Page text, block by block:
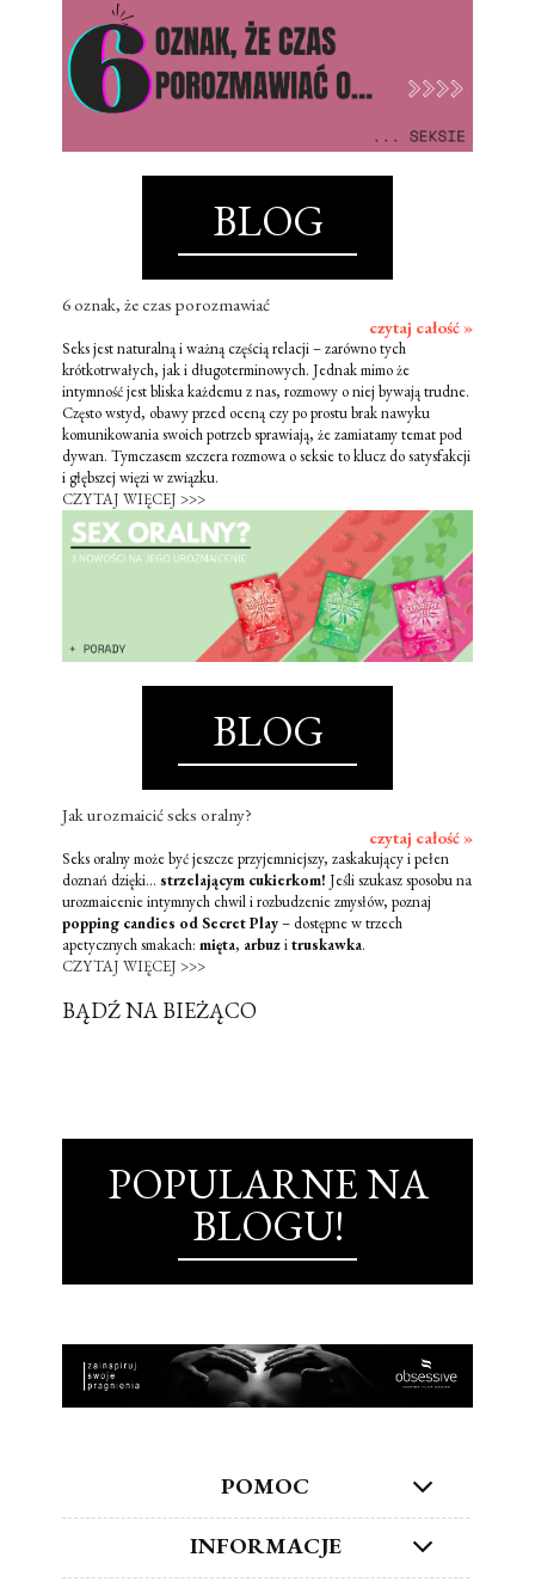
BLOG
6 oznak, że czas porozmawiać
czytaj całość »
Seks jest naturalną i ważną częścią relacji – zarówno tych
krótkotrwałych, jak i długoterminowych. Jednak mimo że
intymność jest bliska każdemu z nas, rozmowy o niej bywają trudne.
Często wstyd, obawy przed oceną czy po prostu brak nawyku
komunikowania swoich potrzeb sprawiają, że zamiatamy temat pod
dywan. Tymczasem szczera rozmowa o seksie to klucz do satysfakcji
i głębszej więzi w związku.
CZYTAJ WIĘCEJ >>>
BLOG
Jak urozmaicić seks oralny?
czytaj całość »
Seks oralny może być jeszcze przyjemniejszy, zaskakujący i pełen
doznań dzięki... strzelającym cukierkom! Jeśli szukasz sposobu na
urozmaicenie intymnych chwil i rozbudzenie zmysłów, poznaj
popping candies od Secret Play– dostępne w trzech
apetycznych smakach: mięta, arbuzitruskawka.
CZYTAJ WIĘCEJ >>>
BĄDŹ NA BIEŻĄCO
POPULARNE NA
BLOGU!
POMOC
INFORMACJE